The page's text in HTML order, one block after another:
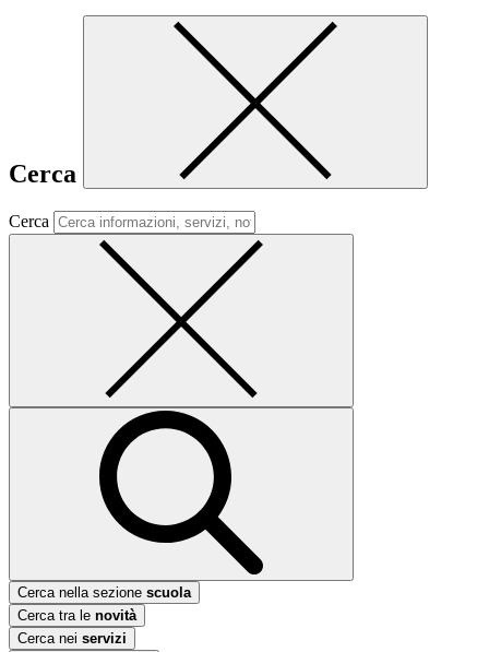
Cerca
Cerca
Cerca nella sezione scuola
Cerca tra le novità
Cerca nei servizi